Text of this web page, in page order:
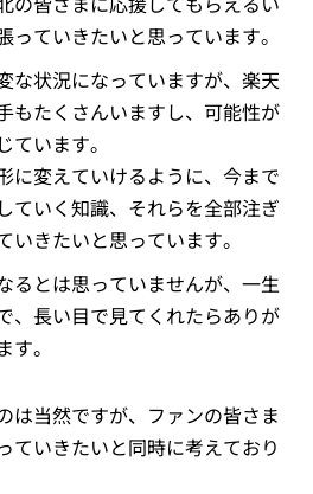
っていきたいと思っています。
な状況になっていますが、楽天
もたくさんいますし、可能性が
います。
に変えていけるように、今まで
ていく知識、それらを全部注ぎ
きたいと思っています。
るとは思っていませんが、一生
、長い目で見てくれたらありが
。
は当然ですが、ファンの皆さま
ていきたいと同時に考えており